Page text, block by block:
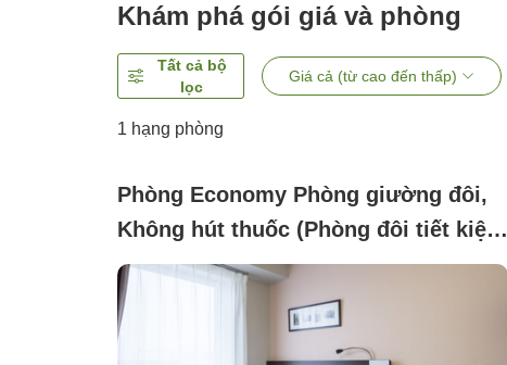
Khám phá gói giá và phòng
Tất cả bộ
lọc
Giá cả (từ cao đến thấp)
1 hạng phòng
Phòng Economy Phòng giường đôi,
Không hút thuốc (Phòng đôi tiết kiệm
không hút thuốc)